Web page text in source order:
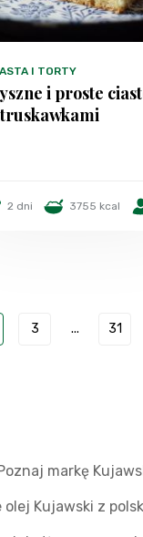
I TORTY
i proste
2 dni 3755 kcal
3 ... 31
markę
Kujawski z